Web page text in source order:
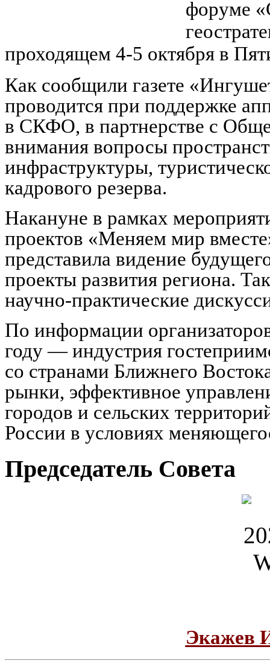
форуме
проходящем 4-5 октября в
Как сообщили газете
проводится при поддержке
в СКФО, в партнерстве с
внимания вопросы
инфраструктуры,
кадрового резерва.
Накануне в рамках
проектов «Меняем мир
представила видение
проекты развития региона.
научно-практические
По информации
году — индустрия
со странами Ближнего
рынки, эффективное
городов и сельских
России в условиях
Председатель Совета
Экажев